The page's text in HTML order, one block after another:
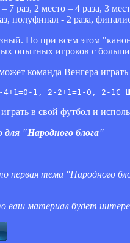
раз, 2 место – 4 раза, 3
полуфинал - 2 раза,
Но при всем этом
опытных игроков с
команда Венгера
1, 2-2+1=1-0, 2-
в свой футбол и
для "Народного блога"
первая тема "Народного
ваш материал будет